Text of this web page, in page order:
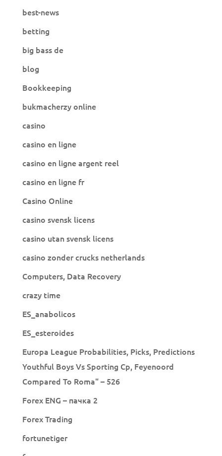
best-news
betting
big bass de
blog
Bookkeeping
bukmacherzy online
casino
casino en ligne
casino en ligne argent reel
casino en ligne fr
Casino Online
casino svensk licens
casino utan svensk licens
casino zonder crucks netherlands
Computers, Data Recovery
crazy time
ES_anabolicos
ES_esteroides
Europa League Probabilities, Picks, Predictions
Youthful Boys Vs Sporting Cp, Feyenoord
Compared To Roma" – 526
Forex ENG – пачка 2
Forex Trading
fortunetiger